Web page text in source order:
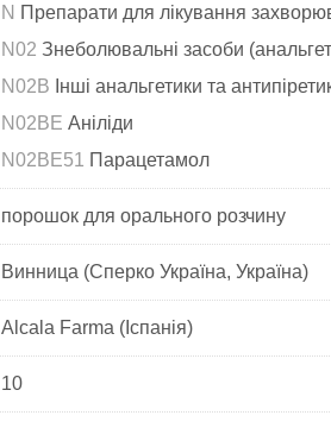
N Препарати для лікування
N02 Знеболювальні засоби
N02B Інші анальгетики та
N02BE Аніліди
N02BE51
Парацетамол
порошок для орального розчину
Винница (Сперко Україна, Україна)
Alcala Farma (Іспанія)
10